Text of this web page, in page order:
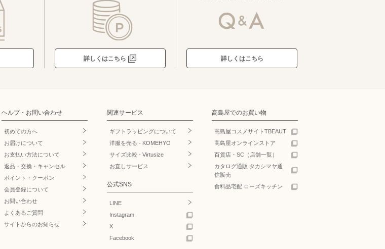
詳しくはこちら 詳しくはこちら
ヘルプ・お問い合わせ
初めての方へ
お届けについて
お支払い方法について
返品・交換・キャンセル
ポイント・クーポン
会員登録について
お問い合わせ
よくあるご質問
サイトからのお知らせ
関連サービス
ギフトラッピングについて
洋服を売る - KOMEHYO
サイズ比較 - Virtusize
お直しサービス
公式SNS
LINE
Instagram
X
Facebook
高島屋でのお買い物
高島屋コスメサイトTBEAUT
高島屋オンラインストア
百貨店・SC（店舗一覧）
カタログ通販 タカシマヤ通
信販売
食料品宅配 ローズキッチン